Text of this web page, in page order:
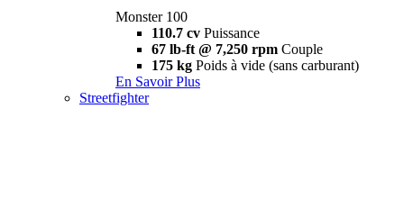
Monster 100
110.7 cv Puissance
67 lb-ft @ 7,250 rpm Couple
175 kg Poids à vide (sans carburant)
En Savoir Plus
Streetfighter